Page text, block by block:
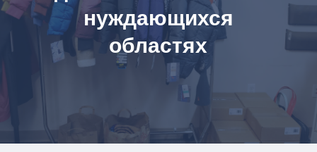
нуждающихся
областях